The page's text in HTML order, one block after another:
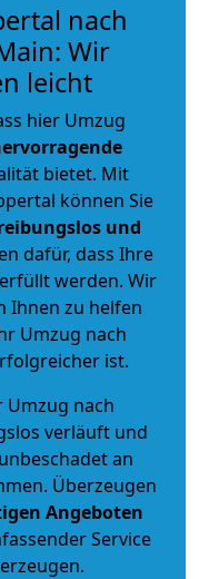
nach
Wir
leicht
hier Umzug
bietet. Mit
können Sie
und
dafür, dass Ihre
werden. Wir
Ihnen zu helfen
Umzug nach
ist.
Umzug nach
verläuft und
an
Überzeugen
Angeboten
Service